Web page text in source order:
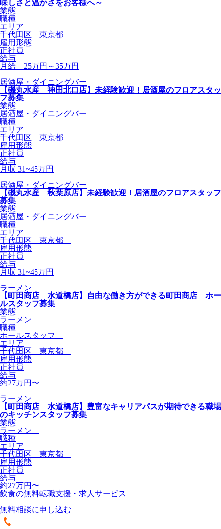
味しさと温かさをお客様へ～
業態
職種
エリア
千代田区 東京都
雇用形態
正社員
給与
月給 25万円～35万円
居酒屋・ダイニングバー
【磯丸水産 神田北口店】未経験歓迎！居酒屋のフロアスタッ
フ募集
業態
居酒屋・ダイニングバー
職種
エリア
千代田区 東京都
雇用形態
正社員
給与
月収 31~45万円
居酒屋・ダイニングバー
【磯丸水産 秋葉原店】未経験歓迎！居酒屋のフロアスタッフ
募集
業態
居酒屋・ダイニングバー
職種
エリア
千代田区 東京都
雇用形態
正社員
給与
月収 31~45万円
ラーメン
【町田商店 水道橋店】自由な働き方ができる町田商店 ホー
ルスタッフ募集
業態
ラーメン
職種
ホールスタッフ
エリア
千代田区 東京都
雇用形態
正社員
給与
約27万円〜
ラーメン
【町田商店 水道橋店】豊富なキャリアパスが期待できる職場
のキッチンスタッフ募集
業態
ラーメン
職種
エリア
千代田区 東京都
雇用形態
正社員
給与
約27万円〜
飲食の無料転職支援・求人サービス
無料相談に申し込む